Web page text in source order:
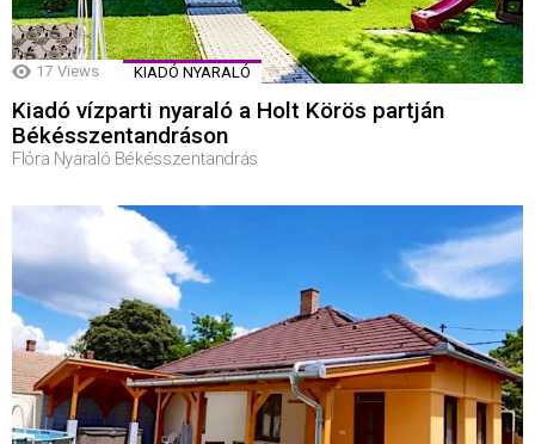
17 Views KIADÓ NYARALÓ
Kiadó vízparti nyaraló a Holt Körös partján
Békésszentandráson
Flóra Nyaraló Békésszentandrás